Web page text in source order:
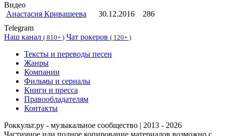
Видео
Анастасия Кривашеева
30.12.2016
286
Telegram
Наш канал ( 810+ ) Чат рокеров ( 120+ )
Тексты и переводы песен
Жанры
Компании
Фильмы и сериалы
Книги и пресса
Правообладателям
Контакты
Роккульт.ру - музыкальное сообщество | 2013 - 2026